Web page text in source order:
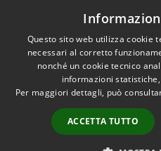
Dichiarazione di
Accessibilità
Questo sito web utilizza cookie
necessari al corretto
nonché un cookie tecnico
informazioni
Per maggiori dettagli, può
ACCETTA TUTTO